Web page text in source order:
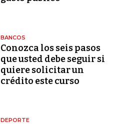
BANCOS
Conozca los seis pasos
que usted debe seguir si
quiere solicitar un
crédito este curso
DEPORTE